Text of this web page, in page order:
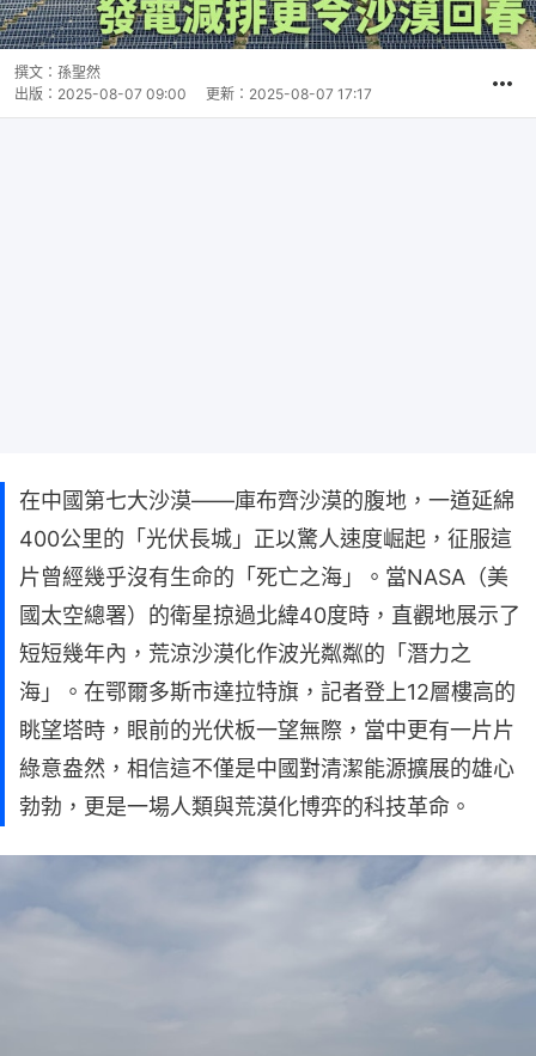
撰文： 孫聖然
出版： 2025-08-07 09:00 更新： 2025-08-07 17:17
在中國第七大沙漠——庫布齊沙漠的腹地，一道延綿
400公里的「光伏長城」正以驚人速度崛起，征服這
片曾經幾乎沒有生命的「死亡之海」。當NASA（美
國太空總署）的衛星掠過北緯40度時，直觀地展示了
短短幾年內，荒涼沙漠化作波光粼粼的「潛力之
海」。在鄂爾多斯市達拉特旗，記者登上12層樓高的
眺望塔時，眼前的光伏板一望無際，當中更有一片片
綠意盎然，相信這不僅是中國對清潔能源擴展的雄心
勃勃，更是一場人類與荒漠化博弈的科技革命。